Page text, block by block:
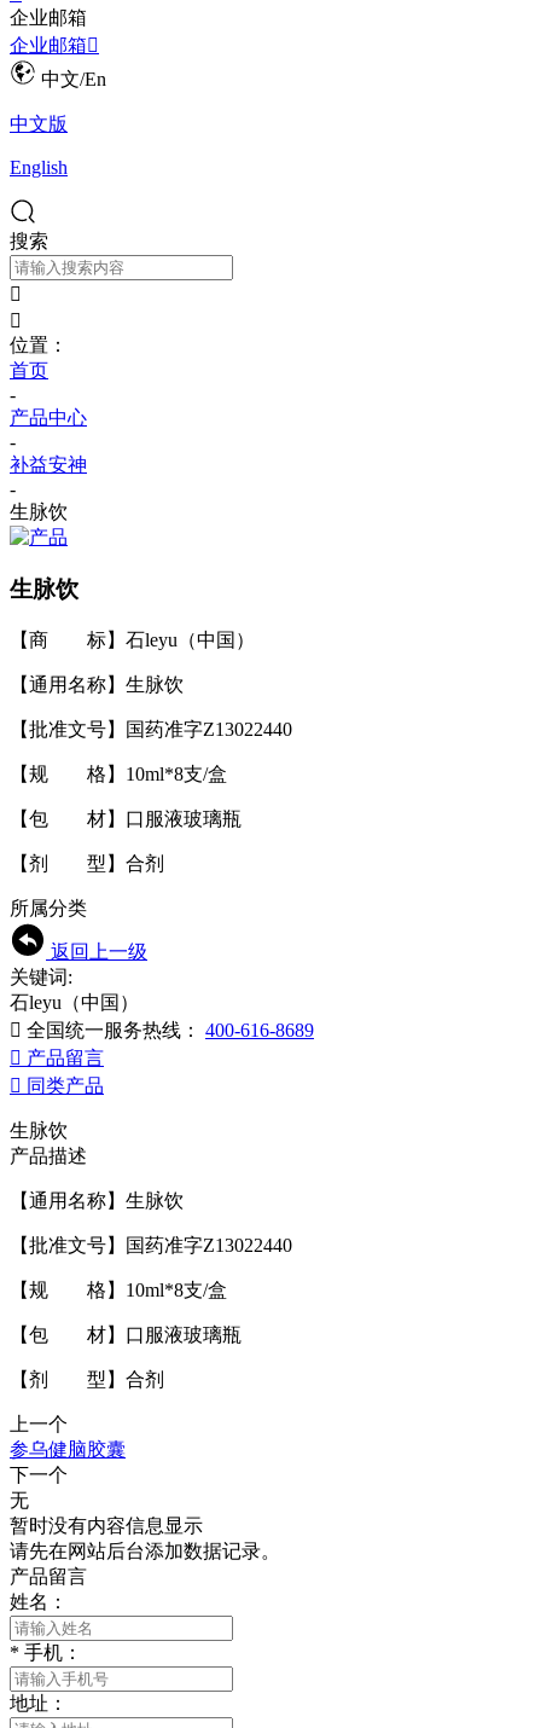
企业邮箱
企业邮箱
中文/En
中文版
English
搜索


位置：
首页
-
产品中心
-
补益安神
-
生脉饮
生脉饮
【商 标】石leyu（中国）
【通用名称】生脉饮
【批准文号】国药准字Z13022440
【规 格】10ml*8支/盒
【包 材】口服液玻璃瓶
【剂 型】合剂
所属分类
返回上一级
关键词:
石leyu（中国）
 全国统一服务热线： 400-616-8689
 产品留言
 同类产品
生脉饮
产品描述
【通用名称】生脉饮
【批准文号】国药准字Z13022440
【规 格】10ml*8支/盒
【包 材】口服液玻璃瓶
【剂 型】合剂
上一个
参乌健脑胶囊
下一个
无
暂时没有内容信息显示
请先在网站后台添加数据记录。
产品留言
姓名：
* 手机：
地址：